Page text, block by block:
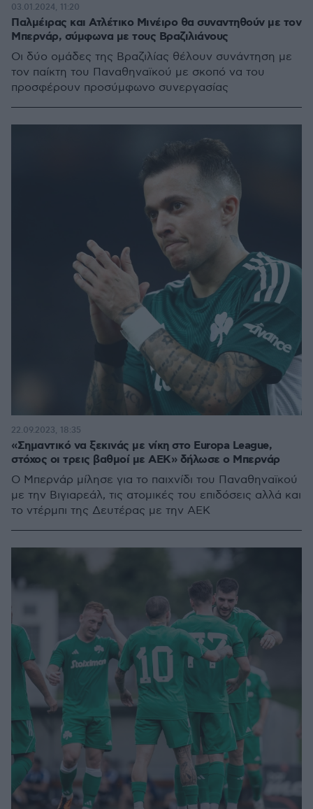
Παλμέιρας και Ατλέτικο Μινέιρο θα συναντηθούν με τον
Μπερνάρ, σύμφωνα με τους Βραζιλιάνους
Οι δύο ομάδες της Βραζιλίας θέλουν συνάντηση με
τον παίκτη του Παναθηναϊκού με σκοπό να του
προσφέρουν προσύμφωνο συνεργασίας
03.01.2024, 11:20
«Σημαντικό να ξεκινάς με νίκη στο Europa League,
στόχος οι τρεις βαθμοί με ΑΕΚ» δήλωσε ο Μπερνάρ
Ο Μπερνάρ μίλησε για το παιχνίδι του Παναθηναϊκού
με την Βιγιαρεάλ, τις ατομικές του επιδόσεις αλλά και
το ντέρμπι της Δευτέρας με την ΑΕΚ
22.09.2023, 18:35